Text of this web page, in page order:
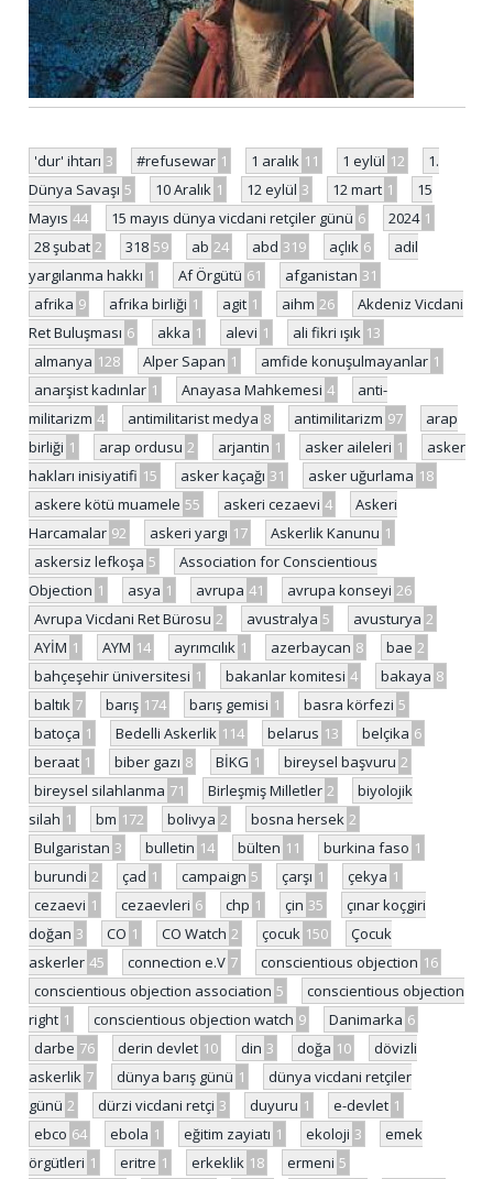
'dur' ihtarı 3 #refusewar 1 1 aralık 11 1 eylül 12
1.
Dünya Savaşı 5 10 Aralık 1 12 eylül 3 12 mart 1
15
Mayıs 44 15 mayıs dünya vicdani retçiler günü 6 2024 1
28 şubat 2 318 59 ab 24 abd 319 açlık 6
adil
yargılanma hakkı 1 Af Örgütü 61 afganistan 31
afrika 9 afrika birliği 1 agit 1 aihm 26
Akdeniz Vicdani
Ret Buluşması 6 akka 1 alevi 1 ali fikri ışık 13
almanya 128 Alper Sapan 1 amfide konuşulmayanlar 1
anarşist kadınlar 1 Anayasa Mahkemesi 4
anti-
militarizm 4 antimilitarist medya 8 antimilitarizm 97
arap
birliği 1 arap ordusu 2 arjantin 1 asker aileleri 1
asker
hakları inisiyatifi 15 asker kaçağı 31 asker uğurlama 18
askere kötü muamele 55 askeri cezaevi 4
Askeri
Harcamalar 92 askeri yargı 17 Askerlik Kanunu 1
askersiz lefkoşa 5
Association for Conscientious
Objection 1 asya 1 avrupa 41 avrupa konseyi 26
Avrupa Vicdani Ret Bürosu 2 avustralya 5 avusturya 2
AYİM 1 AYM 14 ayrımcılık 1 azerbaycan 8 bae 2
bahçeşehir üniversitesi 1 bakanlar komitesi 4 bakaya 8
baltık 7 barış 174 barış gemisi 1 basra körfezi 5
batoça 1 Bedelli Askerlik 114 belarus 13 belçika 6
beraat 1 biber gazı 8 BİKG 1 bireysel başvuru 2
bireysel silahlanma 71 Birleşmiş Milletler 2
biyolojik
silah 1 bm 172 bolivya 2 bosna hersek 2
Bulgaristan 3 bulletin 14 bülten 11 burkina faso 1
burundi 2 çad 1 campaign 5 çarşı 1 çekya 1
cezaevi 1 cezaevleri 6 chp 1 çin 35
çınar koçgiri
doğan 3 CO 1 CO Watch 2 çocuk 150
Çocuk
askerler 45 connection e.V 7 conscientious objection 16
conscientious objection association 5
conscientious objection
right 1 conscientious objection watch 9 Danimarka 6
darbe 76 derin devlet 10 din 3 doğa 10
dövizli
askerlik 7 dünya barış günü 1
dünya vicdani retçiler
günü 2 dürzi vicdani retçi 3 duyuru 1 e-devlet 1
ebco 64 ebola 1 eğitim zayiatı 1 ekoloji 3
emek
örgütleri 1 eritre 1 erkeklik 18 ermeni 5